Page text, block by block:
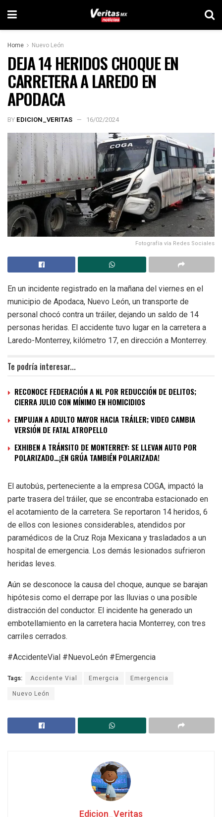
Home Nuevo León
DEJA 14 HERIDOS CHOQUE EN
CARRETERA A LAREDO EN
APODACA
BY EDICION_VERITAS 16/02/2024
Fotografía vía Redes Sociales
En un incidente registrado en la mañana del viernes en el
municipio de Apodaca, Nuevo León, un transporte de
personal chocó contra un tráiler, dejando un saldo de 14
personas heridas. El accidente tuvo lugar en la carretera a
Laredo-Monterrey, kilómetro 17, en dirección a Monterrey.
Te podría interesar...
RECONOCE FEDERACIÓN A NL POR REDUCCIÓN DE DELITOS;
CIERRA JULIO CON MÍNIMO EN HOMICIDIOS
EMPUJAN A ADULTO MAYOR HACIA TRÁILER; VIDEO CAMBIA
VERSIÓN DE FATAL ATROPELLO
EXHIBEN A TRÁNSITO DE MONTERREY: SE LLEVAN AUTO POR
POLARIZADO…¡EN GRÚA TAMBIÉN POLARIZADA!
El autobús, perteneciente a la empresa COGA, impactó la
parte trasera del tráiler, que se encontraba estacionado en
el acotamiento de la carretera. Se reportaron 14 heridos, 6
de ellos con lesiones considerables, atendidos por
paramédicos de la Cruz Roja Mexicana y trasladados a un
hospital de emergencia. Los demás lesionados sufrieron
heridas leves.
Aún se desconoce la causa del choque, aunque se barajan
hipótesis como el derrape por las lluvias o una posible
distracción del conductor. El incidente ha generado un
embotellamiento en la carretera hacia Monterrey, con tres
carriles cerrados.
#AccidenteVial #NuevoLeón #Emergencia
Tags: Accidente Vial Emergcia
Emergencia
Nuevo León
Edicion_Veritas